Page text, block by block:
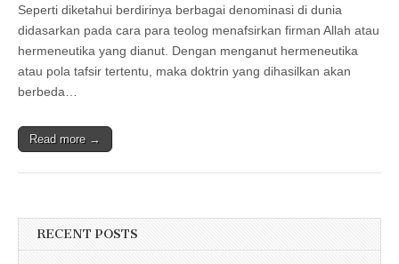
Seperti diketahui berdirinya berbagai denominasi di dunia
didasarkan pada cara para teolog menafsirkan firman Allah atau
hermeneutika yang dianut. Dengan menganut hermeneutika
atau pola tafsir tertentu, maka doktrin yang dihasilkan akan
berbeda…
Read more →
RECENT POSTS